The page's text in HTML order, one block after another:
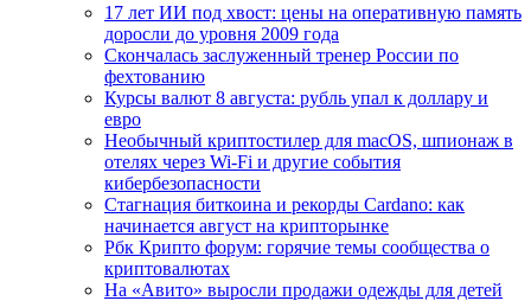
17 лет ИИ под хвост: цены на оперативную память
доросли до уровня 2009 года
Скончалась заслуженный тренер России по
фехтованию
Курсы валют 8 августа: рубль упал к доллару и
евро
Необычный криптостилер для macOS, шпионаж в
отелях через Wi-Fi и другие события
кибербезопасности
Стагнация биткоина и рекорды Cardano: как
начинается август на крипторынке
Рбк Крипто форум: горячие темы сообщества о
криптовалютах
На «Авито» выросли продажи одежды для детей